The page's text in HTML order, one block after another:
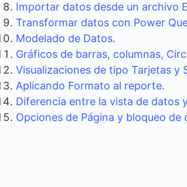
Importar datos desde un archivo
Transformar datos con Power
Modelado de Datos.
Gráficos de barras, columnas,
Visualizaciones de tipo Tarjetas y
Aplicando Formato al reporte.
Diferencia entre la vista de datos
Opciones de Página y bloqueo de